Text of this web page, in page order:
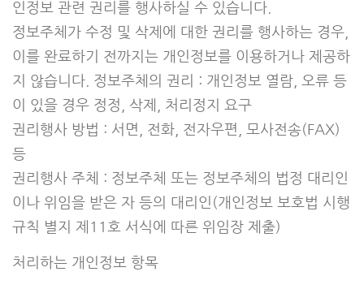
인정보 관련 권리를 행사하실 수 있습니다.
정보주체가 수정 및 삭제에 대한 권리를 행사하는 경우,
이를 완료하기 전까지는 개인정보를 이용하거나 제공하
지 않습니다. 정보주체의 권리 : 개인정보 열람, 오류 등
이 있을 경우 정정, 삭제, 처리정지 요구
권리행사 방법 : 서면, 전화, 전자우편, 모사전송(FAX)
등
권리행사 주체 : 정보주체 또는 정보주체의 법정 대리인
이나 위임을 받은 자 등의 대리인(개인정보 보호법 시행
규칙 별지 제11호 서식에 따른 위임장 제출)
처리하는 개인정보 항목